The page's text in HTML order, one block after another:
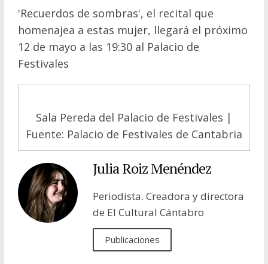
'Recuerdos de sombras', el recital que
homenajea a estas mujer, llegará el próximo
12 de mayo a las 19:30 al Palacio de
Festivales
Sala Pereda del Palacio de Festivales |
Fuente: Palacio de Festivales de Cantabria
Julia Roiz Menéndez
Periodista. Creadora y directora
de El Cultural Cántabro
Publicaciones